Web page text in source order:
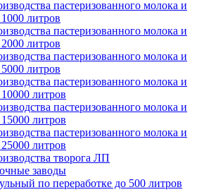
пастеризованного молока и
литров
пастеризованного молока и
литров
пастеризованного молока и
литров
пастеризованного молока и
литров
пастеризованного молока и
литров
пастеризованного молока и
литров
творога ЛП
заводы
по переработке до 500 литров